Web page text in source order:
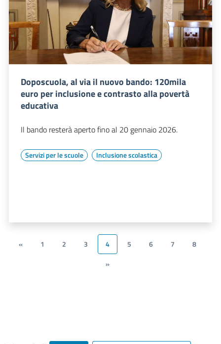
Doposcuola, al via il nuovo bando: 120mila
euro per inclusione e contrasto alla povertà
educativa
Il bando resterà aperto fino al 20 gennaio 2026.
Servizi per le scuole Inclusione scolastica
« 1 2 3 4 5 6 7
8
»